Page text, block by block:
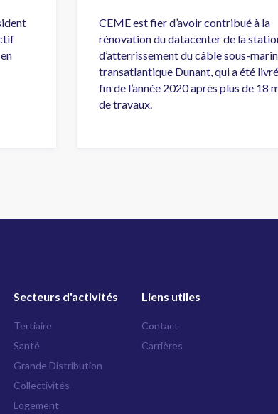
CEME est fier d’avoir contribué à la
rénovation du datacenter de la
d’atterrissement du câble sous-marin
transatlantique Dunant, qui a été
fin de l’année 2020 après plus de 18
de travaux.
Secteurs d'activités
Tertiaire
Santé
Grande Distribution
Collectivités
Logement
Liens utiles
Contact
Carrières